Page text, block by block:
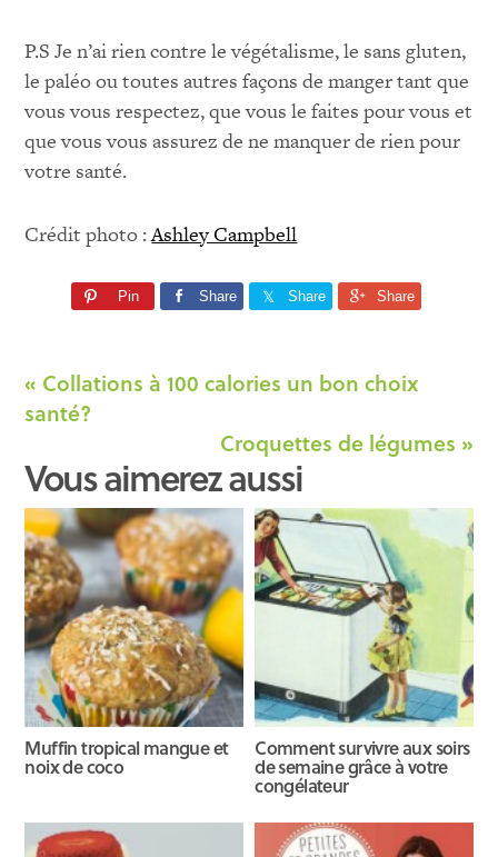
P.S Je n’ai rien contre le végétalisme, le sans gluten,
le paléo ou toutes autres façons de manger tant que
vous vous respectez, que vous le faites pour vous et
que vous vous assurez de ne manquer de rien pour
votre santé.
Crédit photo :Ashley Campbell
Pin Share Share Share
« Collations à 100 calories un bon choix
santé?
Croquettes de légumes »
Vous aimerez aussi
Muffin tropical mangue et
noix de coco
Comment survivre aux soirs
de semaine grâce à votre
congélateur